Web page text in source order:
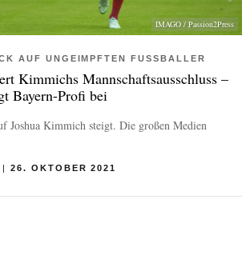
IMAGO / Passion2Press
AUF UNGEIMPFTEN FUSSBALLER
Kimmichs Mannschaftsausschluss –
Bayern-Profi bei
Joshua Kimmich steigt. Die großen Medien
26. OKTOBER 2021